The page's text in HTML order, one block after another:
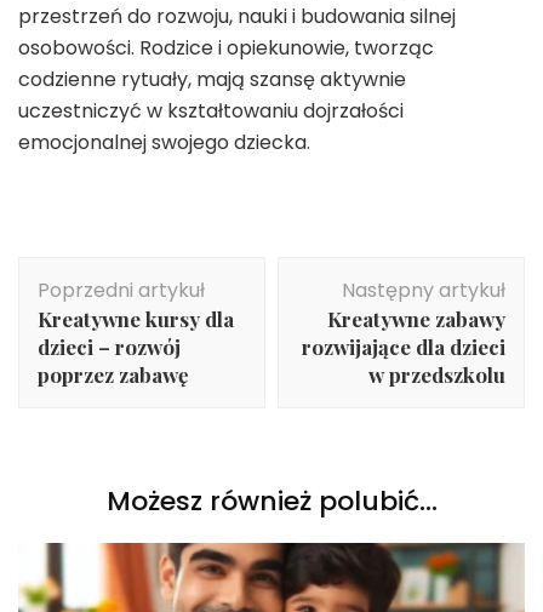
przestrzeń do rozwoju, nauki i budowania silnej
osobowości. Rodzice i opiekunowie, tworząc
codzienne rytuały, mają szansę aktywnie
uczestniczyć w kształtowaniu dojrzałości
emocjonalnej swojego dziecka.
wpisu
Poprzedni artykuł
Kreatywne kursy dla
dzieci – rozwój
poprzez zabawę
Następny artykuł
Kreatywne zabawy
rozwijające dla dzieci
w przedszkolu
Możesz również polubić…